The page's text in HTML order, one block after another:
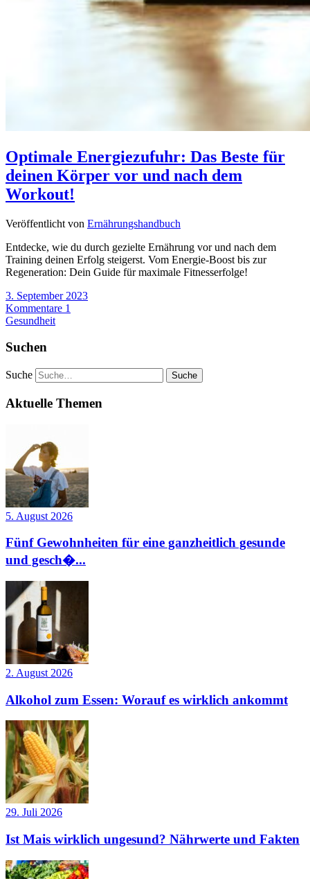
Optimale Energiezufuhr: Das Beste für
deinen Körper vor und nach dem
Workout!
Veröffentlicht von Ernährungshandbuch
Entdecke, wie du durch gezielte Ernährung vor und nach dem
Training deinen Erfolg steigerst. Vom Energie-Boost bis zur
Regeneration: Dein Guide für maximale Fitnesserfolge!
3. September 2023
Kommentare 1
Gesundheit
Suchen
Suche
Aktuelle Themen
5. August 2026
Fünf Gewohnheiten für eine ganzheitlich gesunde
und gesch�...
2. August 2026
Alkohol zum Essen: Worauf es wirklich ankommt
29. Juli 2026
Ist Mais wirklich ungesund? Nährwerte und Fakten